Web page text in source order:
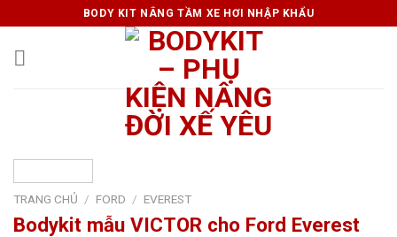
to
content
BODY KIT NÂNG TẦM XE HƠI NHẬP KHẨU
TRANG CHỦ / FORD / EVEREST
Bodykit mẫu VICTOR cho Ford Everest